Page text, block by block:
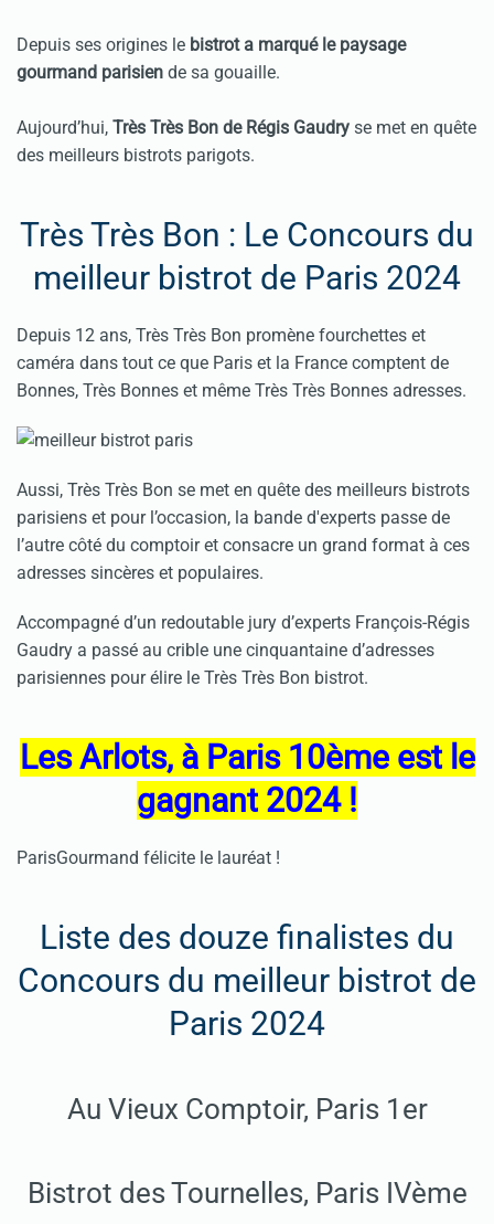
Depuis ses origines le bistrot a marqué le paysage
gourmand parisien de sa gouaille.
Aujourd’hui, Très Très Bon de Régis Gaudry se met en quête
des meilleurs bistrots parigots.
Très Très Bon : Le Concours du
meilleur bistrot de Paris 2024
Depuis 12 ans, Très Très Bon promène fourchettes et
caméra dans tout ce que Paris et la France comptent de
Bonnes, Très Bonnes et même Très Très Bonnes adresses.
Aussi, Très Très Bon se met en quête des meilleurs bistrots
parisiens et pour l’occasion, la bande d'experts passe de
l’autre côté du comptoir et consacre un grand format à ces
adresses sincères et populaires.
Accompagné d’un redoutable jury d’experts François-Régis
Gaudry a passé au crible une cinquantaine d’adresses
parisiennes pour élire le Très Très Bon bistrot.
Les Arlots, à Paris 10ème est le
gagnant 2024!
ParisGourmand félicite le lauréat !
Liste des douze finalistes du
Concours du meilleur bistrot de
Paris 2024
Au Vieux Comptoir, Paris 1er
Bistrot des Tournelles, Paris IVème